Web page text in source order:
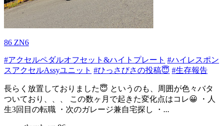
86 ZN6
#アクセルペダルオフセット&ハイトプレート #ハイレスポン
スアクセルAssyユニット #ひっさびさの投稿😇 #生存報告
長らく放置しておりました😇 というのも、周囲が色々バタ
ついており、、、 この数ヶ月で起きた変化点はコレ😀 ・人
生3回目の転職 ・次のガレージ兼自宅探し ・...